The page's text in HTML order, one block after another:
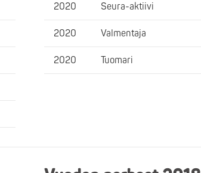
2020 Seura-aktiivi
2020 Valmentaja
2020 Tuomari